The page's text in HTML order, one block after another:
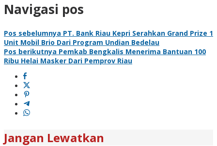
Navigasi pos
Pos sebelumnya PT. Bank Riau Kepri Serahkan Grand Prize 1
Unit Mobil Brio Dari Program Undian Bedelau
Pos berikutnya Pemkab Bengkalis Menerima Bantuan 100
Ribu Helai Masker Dari Pemprov Riau
Jangan Lewatkan